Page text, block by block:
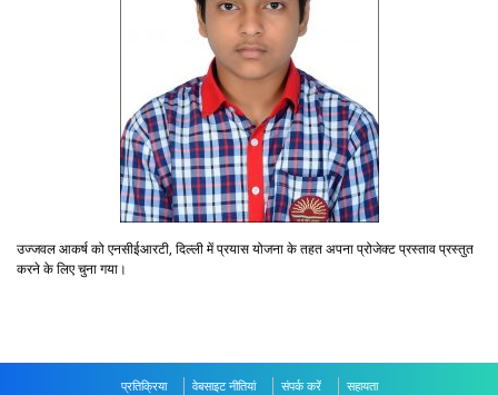
उज्जवल आकर्ष को एनसीईआरटी, दिल्ली में प्रयास योजना के तहत अपना प्रोजेक्ट प्रस्ताव प्रस्तुत
करने के लिए चुना गया।
प्रतिक्रिया वेबसाइट नीतियां संपर्क करें सहायता